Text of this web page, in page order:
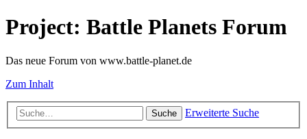
Project: Battle Planets Forum
Das neue Forum von www.battle-planet.de
Zum Inhalt
Suche Erweiterte Suche